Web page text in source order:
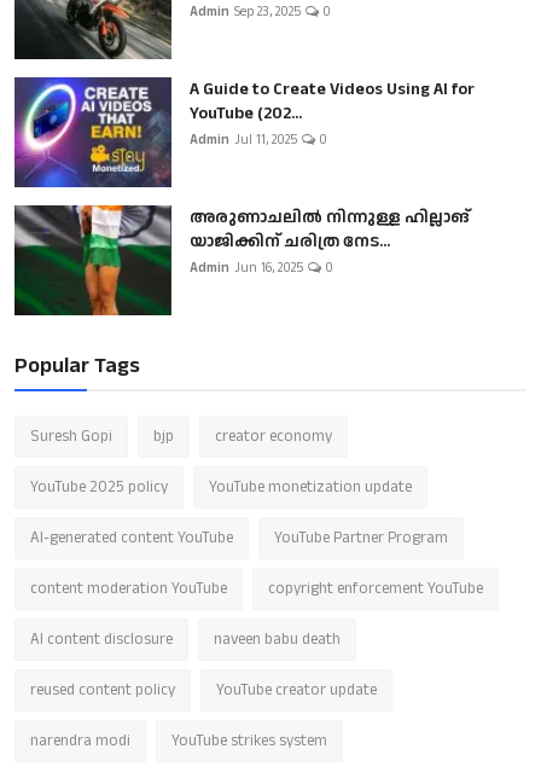
Admin Sep 23, 2025 0
A Guide to Create Videos Using AI for
YouTube (202...
Admin Jul 11, 2025 0
അരുണാചലിൽ നിന്നുള്ള ഹില്ലാങ്
യാജിക്കിന് ചരിത്ര നേട...
Admin Jun 16, 2025 0
Popular Tags
Suresh Gopi bjp creator economy
YouTube 2025 policy YouTube monetization update
AI-generated content YouTube YouTube Partner Program
content moderation YouTube copyright enforcement YouTube
AI content disclosure naveen babu death
reused content policy YouTube creator update
narendra modi YouTube strikes system